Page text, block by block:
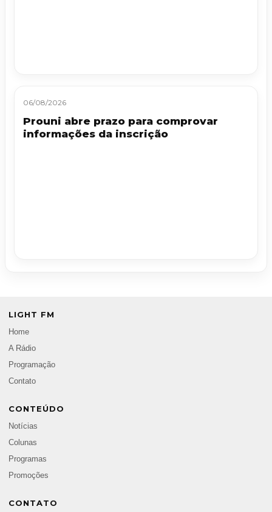
06/08/2026
Prouni abre prazo para comprovar
informações da inscrição
LIGHT FM
Home
A Rádio
Programação
Contato
CONTEÚDO
Notícias
Colunas
Programas
Promoções
CONTATO